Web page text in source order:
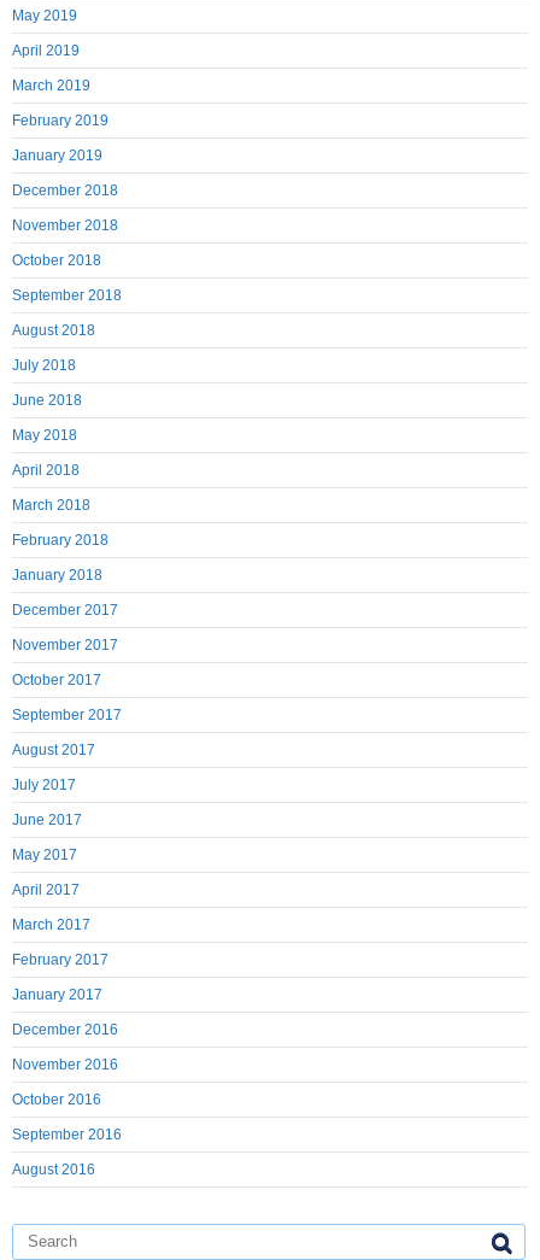
May 2019
April 2019
March 2019
February 2019
January 2019
December 2018
November 2018
October 2018
September 2018
August 2018
July 2018
June 2018
May 2018
April 2018
March 2018
February 2018
January 2018
December 2017
November 2017
October 2017
September 2017
August 2017
July 2017
June 2017
May 2017
April 2017
March 2017
February 2017
January 2017
December 2016
November 2016
October 2016
September 2016
August 2016